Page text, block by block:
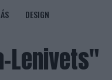
DESIGN
Lenivets"